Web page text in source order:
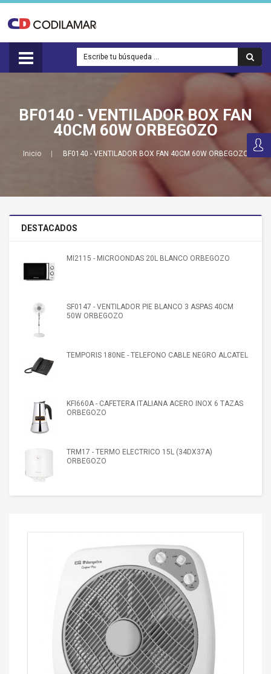
BF0140 - VENTILADOR BOX FAN
40CM 60W ORBEGOZO
Inicio BF0140 - VENTILADOR BOX FAN 40CM 60W ORBEGOZO
DESTACADOS
MI2115 - MICROONDAS 20L BLANCO ORBEGOZO
SF0147 - VENTILADOR PIE BLANCO 3 ASPAS 40CM
50W ORBEGOZO
TEMPORIS 180NE - TELEFONO CABLE NEGRO ALCATEL
KFI660A - CAFETERA ITALIANA ACERO INOX 6 TAZAS
ORBEGOZO
TRM17 - TERMO ELECTRICO 15L (34DX37A)
ORBEGOZO